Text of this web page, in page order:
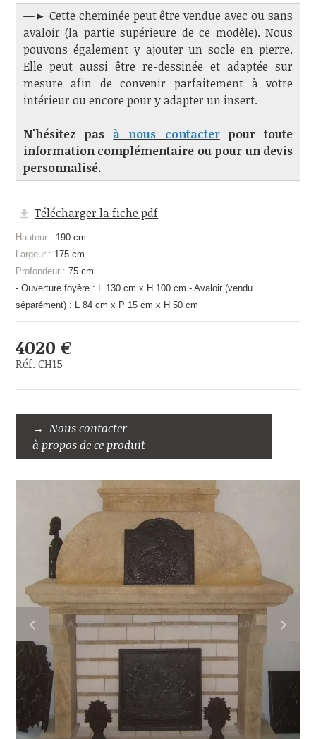
—► Cette cheminée peut être vendue avec ou sans
avaloir (la partie supérieure de ce modèle). Nous
pouvons également y ajouter un socle en pierre.
Elle peut aussi être re-dessinée et adaptée sur
mesure afin de convenir parfaitement à votre
intérieur ou encore pour y adapter un insert.
N'hésitez pas à nous contacterpour toute
information complémentaire ou pour un devis
personnalisé.
Télécharger la fiche pdf
Hauteur : 190 cm
Largeur : 175 cm
Profondeur : 75 cm
- Ouverture foyère : L 130 cm x H 100 cm - Avaloir (vendu
séparément) : L 84 cm x P 15 cm x H 50 cm
4020 €
Réf. CH15
Nous contacter
à propos de ce produit